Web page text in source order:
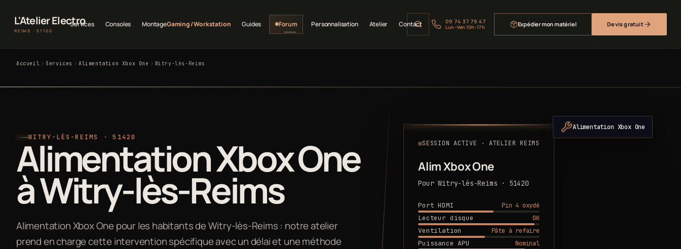
L'Atelier Electro
REIMS · 51100
Services Consoles MontageGaming / Workstation Guides Forum Personnalisation Atelier Contact 09 74 37 79 47
Lun–Ven 10h–17h Expédier mon matériel Devis gratuit
Accueil Services Alimentation Xbox One Witry-lès-Reims
WITRY-LÈS-REIMS · 51420
Alimentation Xbox One
à Witry-lès-Reims
Alimentation Xbox One pour les habitants de Witry-lès-Reims : notre atelier
prend en charge cette intervention spécifique avec un délai et une méthode
SESSION ACTIVE · ATELIER REIMS
Alim Xbox One
Pour Witry-lès-Reims · 51420
Port HDMI
Pin 4 oxydé
Lecteur disque
OK
Ventilation
Pâte à refaire
Puissance APU
Nominal
Alimentation Xbox One